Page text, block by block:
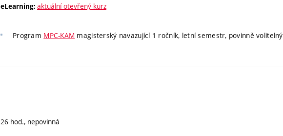
eLearning: aktuální otevřený kurz
Program MPC-KAM magisterský navazující 1 ročník, letní semestr, povinně volitelný
26 hod., nepovinná